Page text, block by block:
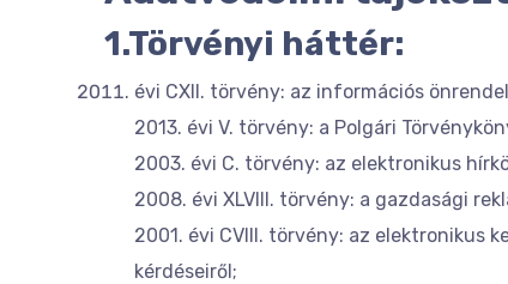
1.Törvényi háttér:
évi CXII. törvény: az információs
2013. évi V. törvény: a Polgári
2003. évi C. törvény: az elektronikus
2008. évi XLVIII. törvény: a gazdasági
2001. évi CVIII. törvény: az elektronikus
kérdéseiről;